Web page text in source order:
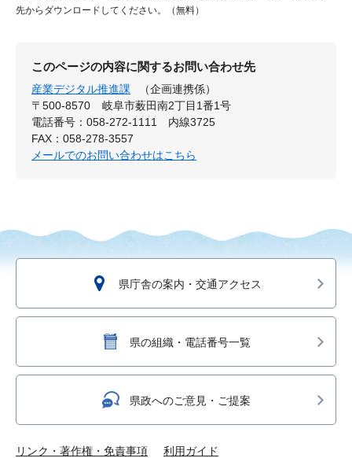
先からダウンロードしてください。（無料）
このページの内容に関するお問い合わせ先
産業デジタル推進課
（企画連携係）
〒500-8570
岐阜市薮田南2丁目1番1号
電話番号：058-272-1111 内線3725
FAX：058-278-3557
メールでのお問い合わせはこちら
県庁舎の案内・交通アクセス
県の組織・電話番号一覧
県政へのご意見・ご提案
リンク・著作権・免責事項 利用ガイド